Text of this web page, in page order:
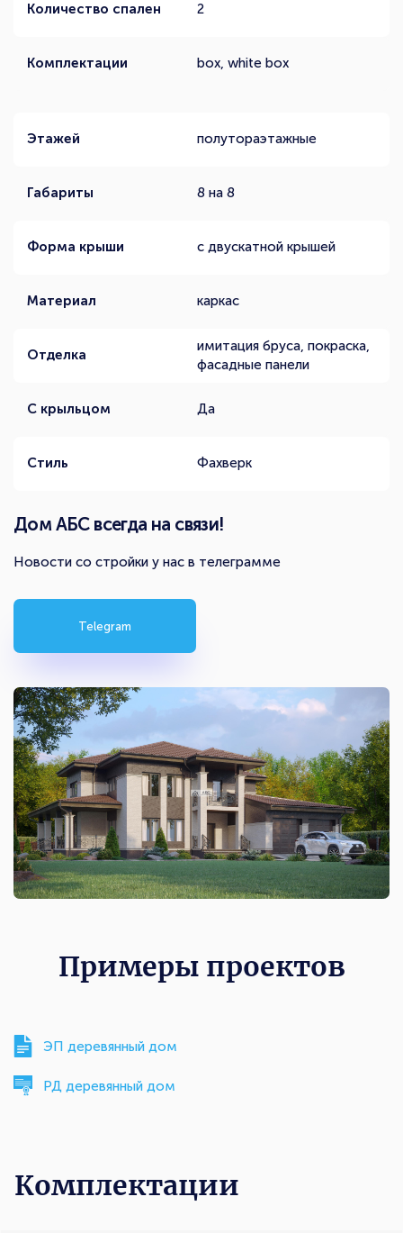
Количество спален 2
Комплектации box, white box
Этажей полутораэтажные
Габариты 8 на 8
Форма крыши с двускатной крышей
Материал каркас
Отделка
имитация бруса, покраска,
фасадные панели
С крыльцом Да
Стиль Фахверк
Дом АБС всегда на связи!
Новости со стройки у нас в телеграмме
Telegram
Примеры проектов
ЭП деревянный дом
РД деревянный дом
Комплектации